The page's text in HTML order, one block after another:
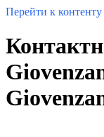
Перейти к контенту